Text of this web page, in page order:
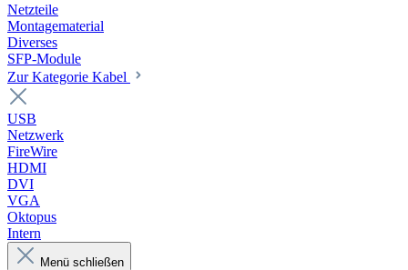
Netzteile
Montagematerial
Diverses
SFP-Module
Zur Kategorie Kabel
USB
Netzwerk
FireWire
HDMI
DVI
VGA
Oktopus
Intern
Menü schließen